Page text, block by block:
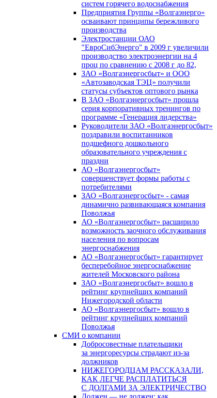
систем горячего водоснабжения
Предприятия Группы «Волгаэнерго»
осваивают принципы бережливого
производства
Электростанции ОАО
"ЕвроСибЭнерго" в 2009 г увеличили
производство электроэнергии на 4
проц по сравнению с 2008 г до 82,
ЗАО «Волгаэнергосбыт» и ООО
«Автозаводская ТЭЦ» получили
статусы субъектов оптового рынка
В ЗАО «Волгаэнергосбыт» прошла
серия корпоративных тренингов по
программе «Генерация лидерства»
Руководители ЗАО «Волгаэнергосбыт»
поздравили воспитанников
подшефного дошкольного
образовательного учреждения с
праздни
АО «Волгаэнергосбыт»
совершенствует формы работы с
потребителями
ЗАО «Волгаэнергосбыт» - самая
динамично развивающаяся компания
Поволжья
АО «Волгаэнергосбыт» расширило
возможность заочного обслуживания
населения по вопросам
энергоснабжения
АО «Волгаэнергосбыт» гарантирует
бесперебойное энергоснабжение
жителей Московского района
ЗАО «Волгаэнергосбыт» вошло в
рейтинг крупнейших компаний
Нижегородской области
АО «Волгаэнергосбыт» вошло в
рейтинг крупнейших компаний
Поволжья
СМИ о компании
Добросовестные плательщики
за энергоресурсы страдают из-за
должников
НИЖЕГОРОДЦАМ РАССКАЗАЛИ,
КАК ЛЕГЧЕ РАСПЛАТИТЬСЯ
С ДОЛГАМИ ЗА ЭЛЕКТРИЧЕСТВО